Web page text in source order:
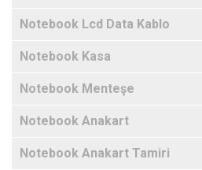
Notebook Lcd Data Kablo
Notebook Kasa
Notebook Menteşe
Notebook Anakart
Notebook Anakart Tamiri